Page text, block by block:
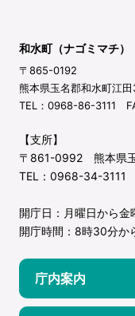
和水町（ナゴミマチ）
〒865-0192
熊本県玉名郡和水町江
TEL：0968-86-3111
【支所】
〒861-0992 熊本県
TEL：0968-34-3111
開庁日：月曜日から金
開庁時間：8時30分か
庁内案内